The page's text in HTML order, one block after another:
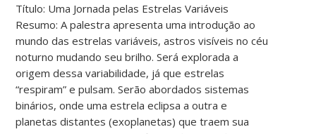
Título: Uma Jornada pelas Estrelas Variáveis
Resumo: A palestra apresenta uma introdução ao
mundo das estrelas variáveis, astros visíveis no céu
noturno mudando seu brilho. Será explorada a
origem dessa variabilidade, já que estrelas
“respiram” e pulsam. Serão abordados sistemas
binários, onde uma estrela eclipsa a outra e
planetas distantes (exoplanetas) que traem sua